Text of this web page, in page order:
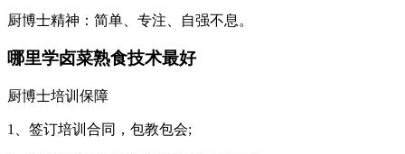
厨博士精神：简单、专注、自强不息。
哪里学卤菜熟食技术最好
厨博士培训保障
1、签订培训合同，包教包会;